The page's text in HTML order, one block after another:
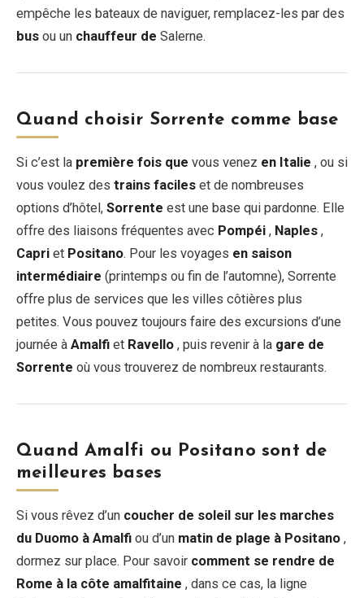
empêche les bateaux de naviguer, remplacez-les par des
bus ou un chauffeur de Salerne.
Quand choisir Sorrente comme base
Si c’est la première fois que vous venez en Italie , ou si
vous voulez des trains faciles et de nombreuses
options d’hôtel, Sorrente est une base qui pardonne. Elle
offre des liaisons fréquentes avec Pompéi , Naples ,
Capri et Positano. Pour les voyages en saison
intermédiaire (printemps ou fin de l’automne), Sorrente
offre plus de services que les villes côtières plus
petites. Vous pouvez toujours faire des excursions d’une
journée à Amalfi et Ravello , puis revenir à la gare de
Sorrente où vous trouverez de nombreux restaurants.
Quand Amalfi ou Positano sont de
meilleures bases
Si vous rêvez d’un coucher de soleil sur les marches
du Duomo à Amalfi ou d’un matin de plage à Positano ,
dormez sur place. Pour savoir comment se rendre de
Rome à la côte amalfitaine , dans ce cas, la ligne